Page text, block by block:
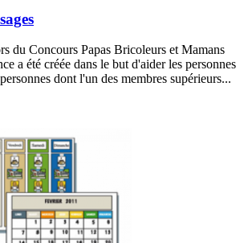
du Concours Papas Bricoleurs et Mamans
a été créée dans le but d'aider les personnes
dont l'un des membres supérieurs...